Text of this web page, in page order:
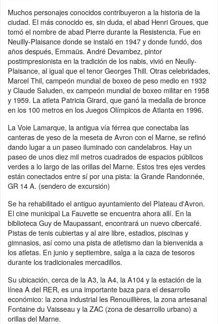
Muchos personajes conocidos contribuyeron a la historia de la
ciudad. El más conocido es, sin duda, el abad Henri Groues, que
tomó el nombre de abad Pierre durante la Resistencia. Fue en
Neuilly-Plaisance donde se instaló en 1947 y donde fundó, dos
años después, Emmaüs. André Devambez, pintor
postimpresionista en la tradición de los nabis, vivió en Neully-
Plaisance, al igual que el tenor Georges Thill. Otras celebridades,
Marcel Thil, campeón mundial de boxeo de peso medio en 1932
y Claude Saluden, ex campeón mundial de boxeo militar en 1958
y 1959. La atleta Patricia Girard, que ganó la medalla de bronce
en los 100 metros en los Juegos Olímpicos de Atlanta en 1996.
La Voie Lamarque, la antigua vía férrea que conectaba las
canteras de yeso de la meseta de Avron con el Marne, se refinó
dando lugar a un paseo iluminado con candelabros. Hay un
paseo de unos diez mil metros cuadrados de espacios públicos
verdes a lo largo de las orillas del Marne. Estos tres ejes verdes
están conectados entre sí por una pista: la Grande Randonnée,
GR 14 A. (sendero de excursión)
Se ha rehabilitado el antiguo ayuntamiento del Plateau d'Avron.
El cine municipal La Fauvette se encuentra ahora allí. En la
biblioteca Guy de Maupassant, encontrará un nuevo cibercafé.
Pistas de tenis cubiertas y al aire libre, estadios, piscinas y
gimnasios, así como una pista de atletismo dan la bienvenida a
los atletas. En junio y septiembre, salga a la caza de tesoros
durante los tradicionales mercadillos.
Su ubicación, cerca de la A3, la A4, la A104 y la estación de la
línea A del RER, es una importante baza para el desarrollo
económico: la zona industrial les Renouillières, la zona artesanal
Fontaine du Vaisseau y la ZAC (zona de desarrollo urbano) a
orillas del Marne.